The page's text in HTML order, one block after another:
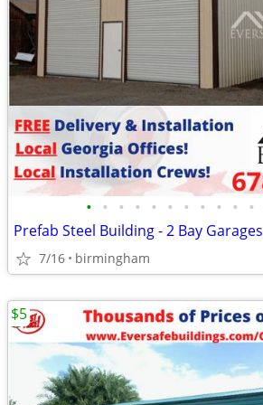
• • • • • • • • • • •
Prefab Steel Building - 2 Bay Garages
7/16 birmingham
$5